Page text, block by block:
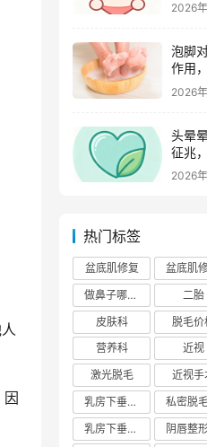
因
2026
泡脚
作用
2026
头晕
征兆
2026
热门标签
盆底肌修复
做鼻子哪个正规医院比较出名
二胎
皮肤科
脱毛价
营养科
近视
激光脱毛
近视手
乳房下垂矫正价格
乳房下垂矫正费用